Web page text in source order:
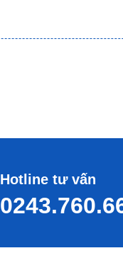
Hotline tư vấn